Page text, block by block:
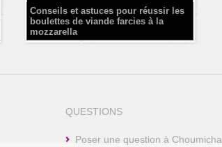
Conseils et astuces pour réussir les
boulettes de viande farcies à la
mozzarella
QUESTIONS
Poser une question à Choumicha